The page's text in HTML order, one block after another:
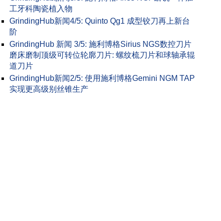
工牙科陶瓷植入物
GrindingHub新闻4/5: Quinto Qg1 成型铰刀再上新台
阶
GrindingHub 新闻 3/5: 施利博格Sirius NGS数控刀片
磨床磨制顶级可转位轮廓刀片: 螺纹梳刀片和球轴承辊
道刀片
GrindingHub新闻2/5: 使用施利博格Gemini NGM TAP
实现更高级别丝锥生产